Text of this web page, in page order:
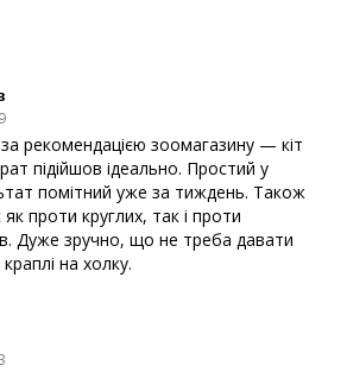
рекомендацією зоомагазину — кіт
підійшов ідеально. Простий у
помітний уже за тиждень. Також
проти круглих, так і проти
Дуже зручно, що не треба давати
на холку.